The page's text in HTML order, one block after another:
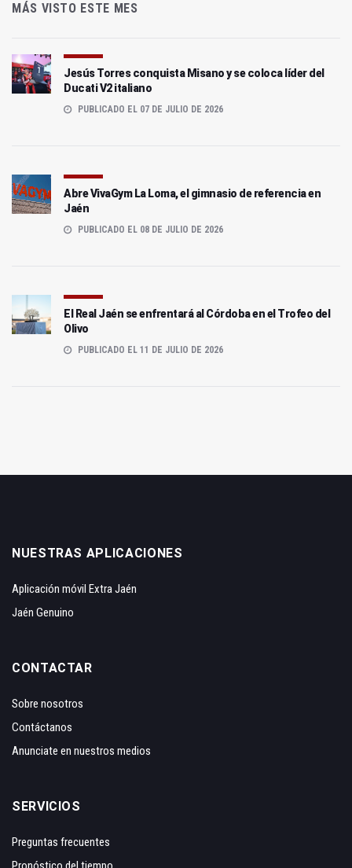
MÁS VISTO ESTE MES
Jesús Torres conquista Misano y se coloca líder del
Ducati V2 italiano
PUBLICADO EL 07 DE JULIO DE 2026
Abre VivaGym La Loma, el gimnasio de referencia en
Jaén
PUBLICADO EL 08 DE JULIO DE 2026
El Real Jaén se enfrentará al Córdoba en el Trofeo del
Olivo
PUBLICADO EL 11 DE JULIO DE 2026
NUESTRAS APLICACIONES
Aplicación móvil Extra Jaén
Jaén Genuino
CONTACTAR
Sobre nosotros
Contáctanos
Anunciate en nuestros medios
SERVICIOS
Preguntas frecuentes